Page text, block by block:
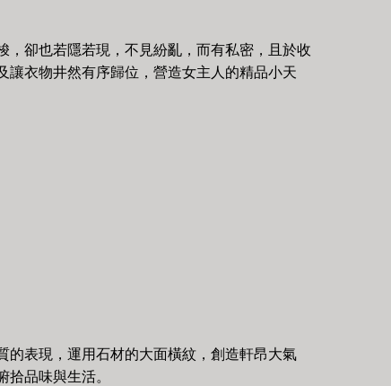
卻也若隱若現，不見紛亂，而有私密，且於收
衣物井然有序歸位，營造女主人的精品小天
的表現，運用石材的大面橫紋，創造軒昂大氣
品味與生活。